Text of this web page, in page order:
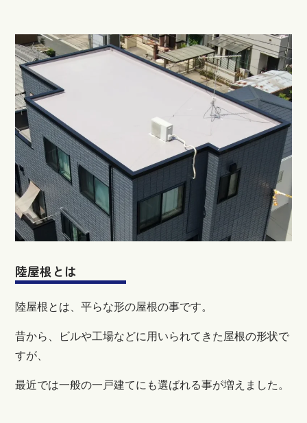
陸屋根とは
陸屋根とは、平らな形の屋根の事です。
昔から、ビルや工場などに用いられてきた屋根の形状で
すが、
最近では一般の一戸建てにも選ばれる事が増えました。